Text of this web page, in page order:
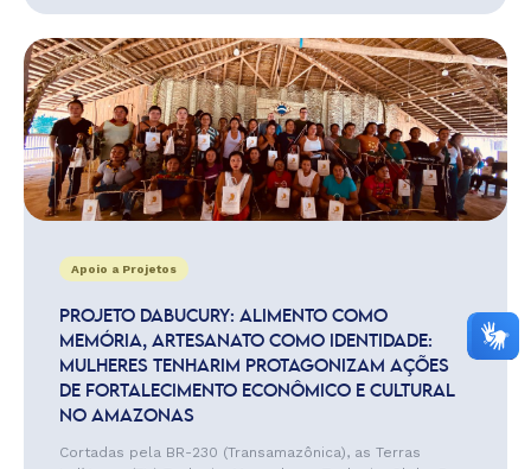
Apoio a Projetos
PROJETO DABUCURY: ALIMENTO COMO
MEMÓRIA, ARTESANATO COMO IDENTIDADE:
MULHERES TENHARIM PROTAGONIZAM AÇÕES
DE FORTALECIMENTO ECONÔMICO E CULTURAL
NO AMAZONAS
Cortadas pela BR-230 (Transamazônica), as Terras